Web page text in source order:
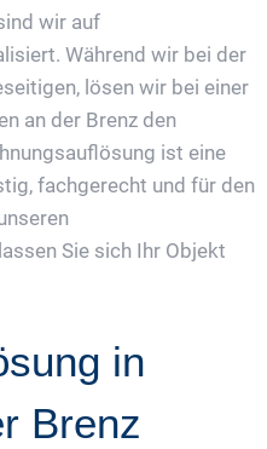
wir auf
Während wir bei der
lösen wir bei einer
an der Brenz den
ist eine
fachgerecht und für den
Sie sich Ihr Objekt
in
Brenz